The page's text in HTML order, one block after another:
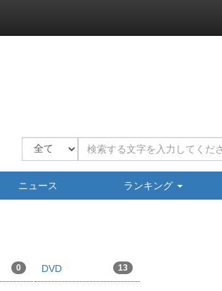
ニュース ランキング
0 DVD 13